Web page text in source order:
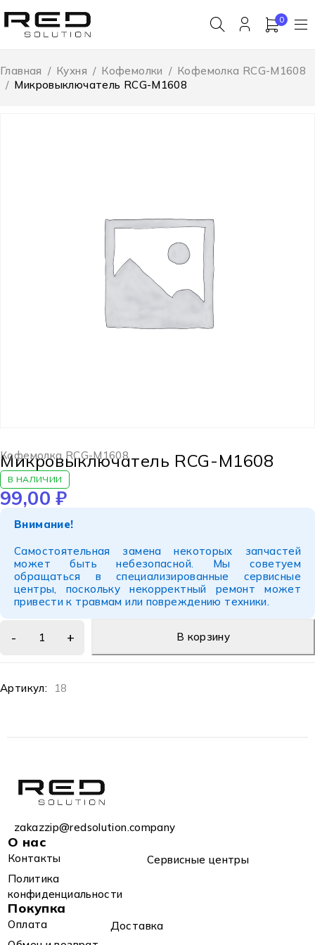
0
Главная / Кухня / Кофемолки / Кофемолка RCG-M1608
/ Микровыключатель RCG-M1608
Кофемолка RCG-M1608
Микровыключатель RCG-M1608
В НАЛИЧИИ
99,00₽
Внимание!
Самостоятельная замена некоторых запчастей
может быть небезопасной. Мы советуем
обращаться в специализированные сервисные
центры, поскольку некорректный ремонт может
привести к травмам или повреждению техники.
В корзину
Артикул: 18
zakazzip@redsolution.company
О нас
Контакты
Сервисные центры
Политика
конфиденциальности
Покупка
Оплата
Доставка